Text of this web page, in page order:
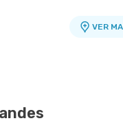
VER